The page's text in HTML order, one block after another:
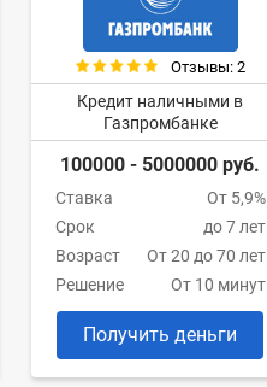
Отзывы: 2
Кредит наличными в
Газпромбанке
100000 - 5000000 руб.
Ставка
От 5,9%
Срок
до 7 лет
Возраст
От 20 до 70 лет
Решение
От 10 минут
Получить деньги